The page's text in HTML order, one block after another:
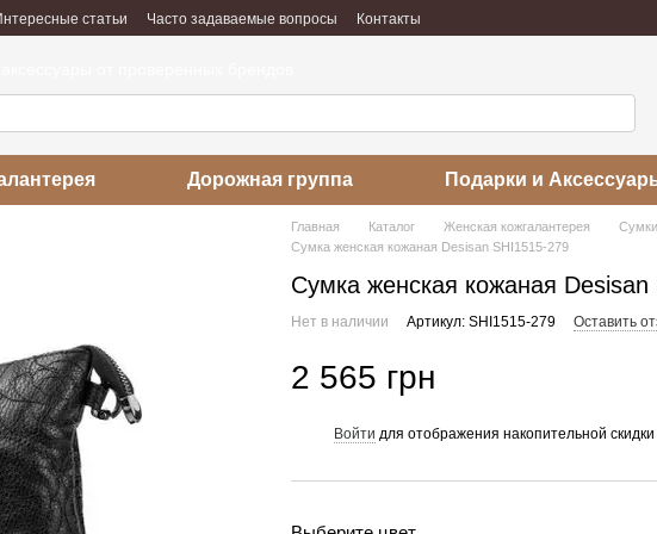
статьи Часто задаваемые вопросы
Контакты
Дорожная группа Подарки и
Главная Каталог Женская кожгалантерея Сумки
Сумка женская кожаная Desisan SHI1515-279
Сумка женская кожаная
Нет в наличии Артикул: SHI1515-279 Оставить
2 565 грн
Войти для отображения накопительной скидки